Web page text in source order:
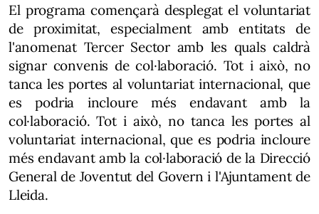
El programa començarà desplegat el voluntariat
de proximitat, especialment amb entitats de
l'anomenat Tercer Sector amb les quals caldrà
signar convenis de col·laboració. Tot i això, no
tanca les portes al voluntariat internacional, que
es podria incloure més endavant amb la
col·laboració. Tot i això, no tanca les portes al
voluntariat internacional, que es podria incloure
més endavant amb la col·laboració de la Direcció
General de Joventut del Govern i l'Ajuntament de
Lleida.